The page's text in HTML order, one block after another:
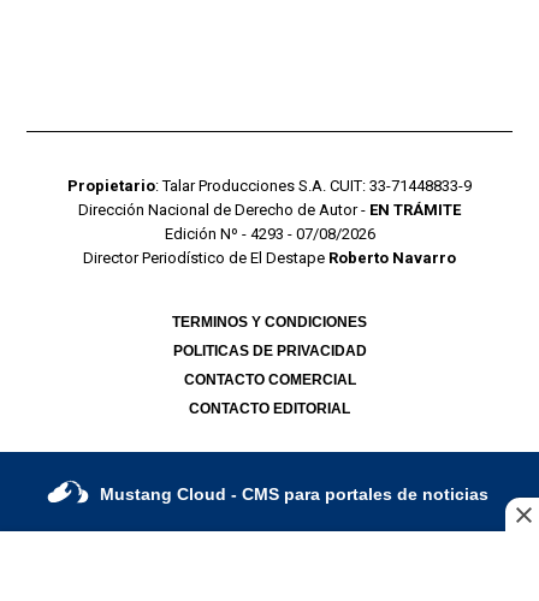
Propietario: Talar Producciones S.A. CUIT: 33-71448833-9
Dirección Nacional de Derecho de Autor - EN TRÁMITE
Edición Nº - 4293 - 07/08/2026
Director Periodístico de El Destape Roberto Navarro
TERMINOS Y CONDICIONES
POLITICAS DE PRIVACIDAD
CONTACTO COMERCIAL
CONTACTO EDITORIAL
Mustang Cloud - CMS para portales de noticias